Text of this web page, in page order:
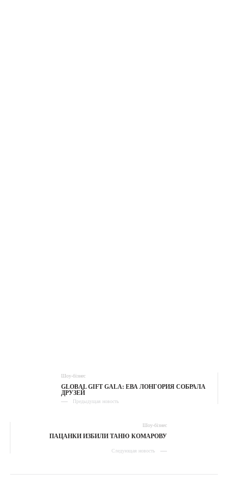
Шоу-бізнес
GLOBAL GIFT GALA: ЕВА ЛОНГОРИЯ СОБРАЛА
ДРУЗЕЙ
Предыдущая новость
Шоу-бізнес
ПАЦАНКИ ИЗБИЛИ ТАНЮ КОМАРОВУ
Следующая новость